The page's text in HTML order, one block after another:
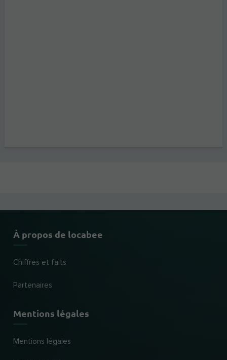
À propos de locabee
Chiffres et faits
Partenaires
Mentions légales
Mentions légales